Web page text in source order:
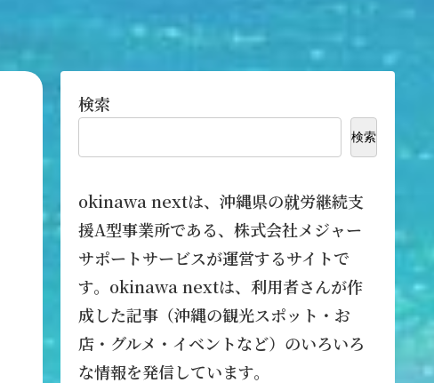
検索
検索
okinawa nextは、沖縄県の就労継続支
援A型事業所である、株式会社メジャー
サポートサービスが運営するサイトで
す。okinawa nextは、利用者さんが作
成した記事（沖縄の観光スポット・お
店・グルメ・イベントなど）のいろいろ
な情報を発信しています。